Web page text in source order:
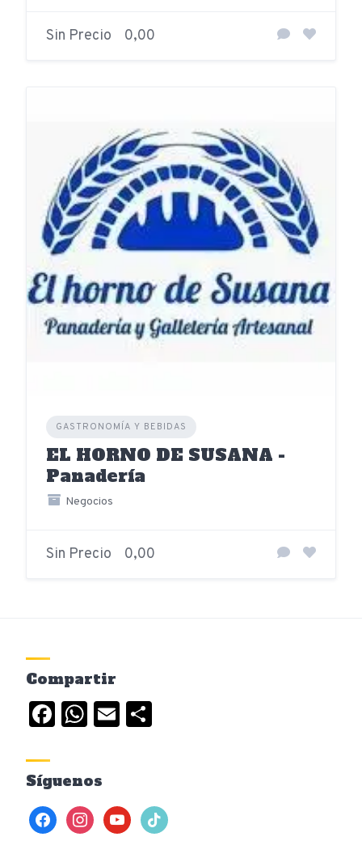
Sin Precio 0,00
GASTRONOMÍA Y BEBIDAS
EL HORNO DE SUSANA -
Panadería
Negocios
Sin Precio 0,00
Compartir
Facebook
WhatsApp
Email
Síguenos
facebookinstagramyoutubetiktok